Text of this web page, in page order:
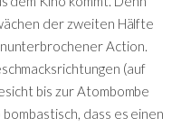
der zweiten Hälfte
Action.
(auf
bis zur Atombombe
dass es einen